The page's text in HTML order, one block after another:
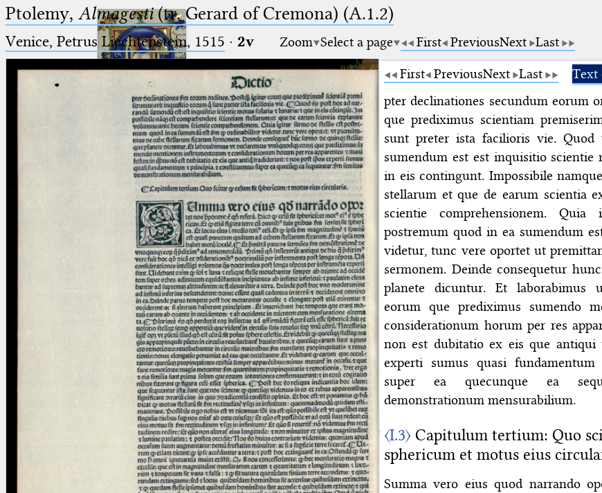
Ptolemaeus
Arabus et Latinus
(the underscore) is the placeholder
for exactly one character.
placeholder for no, one or more
than one character.
(two percent signs) is the
placeholder for no, one or more
than one character, but not for
blank space (so that a search ends
🔎︎
Start
Project
Team
News
Jobs
Publications
Conference
Arabic Works
Arabic Manuscripts
Latin Works
Latin Manuscripts
Latin Early Prints
Ptolemy, Almagesti(tr. Gerard of Cremona) (A.1.2)
Venice, Petrus Liechtenstein, 1515 · 2v Zoom Select a page First PreviousNext Last
First PreviousNext Last
Text
pter declinationes secundum eorum
que prediximus scientiam
sunt preter ista facilioris vie.
sumendum est est inquisitio
in eis contingunt. Impossibile
stellarum et que de earum scientia
scientie comprehensionem.
postremum quod in ea sumendum
videtur, tunc vere oportet ut
sermonem. Deinde consequetur
planete dicuntur. Et laborabimus
eorum que prediximus sumendo
considerationum horum per res
non est dubitatio ex eis que antiqui
experti sumus quasi
super ea quecunque ea
demonstrationum mensurabilium.
〈I.3〉 Capitulum tertium: Quo
sphericum et motus eius
Summa vero eius quod narrando